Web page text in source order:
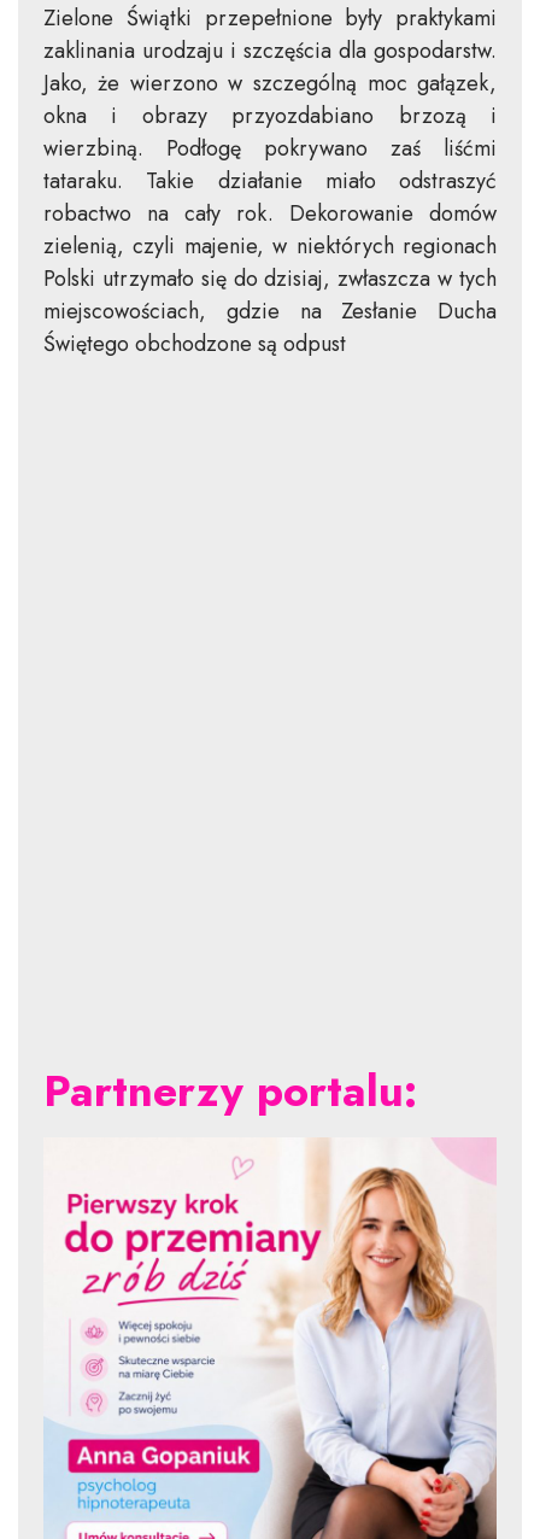
Zielone Świątki przepełnione były praktykami
zaklinania urodzaju i szczęścia dla gospodarstw.
Jako, że wierzono w szczególną moc gałązek,
okna i obrazy przyozdabiano brzozą i
wierzbiną. Podłogę pokrywano zaś liśćmi
tataraku. Takie działanie miało odstraszyć
robactwo na cały rok. Dekorowanie domów
zielenią, czyli majenie, w niektórych regionach
Polski utrzymało się do dzisiaj, zwłaszcza w tych
miejscowościach, gdzie na Zesłanie Ducha
Świętego obchodzone są odpust
Partnerzy portalu: